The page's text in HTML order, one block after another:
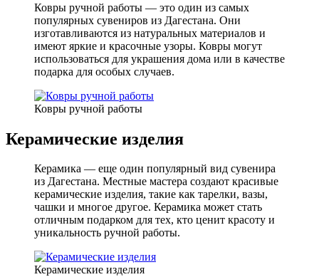
Ковры ручной работы — это один из самых
популярных сувениров из Дагестана. Они
изготавливаются из натуральных материалов и
имеют яркие и красочные узоры. Ковры могут
использоваться для украшения дома или в качестве
подарка для особых случаев.
Ковры ручной работы
Керамические изделия
Керамика — еще один популярный вид сувенира
из Дагестана. Местные мастера создают красивые
керамические изделия, такие как тарелки, вазы,
чашки и многое другое. Керамика может стать
отличным подарком для тех, кто ценит красоту и
уникальность ручной работы.
Керамические изделия